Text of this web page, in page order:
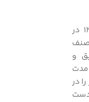
فعالیت خود را از سال ۱۳۸۰ در
و
مدت
در